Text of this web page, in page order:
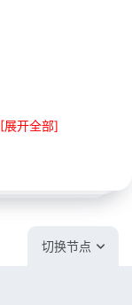
[展开全部]
切换节点